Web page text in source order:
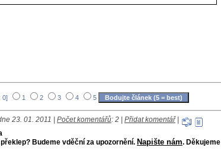
0] 1 2 3 4 5
23. 01. 2011 | Počet komentářů: 2 | Přidat komentář|
Budeme vděční za upozornění. Napište nám. Děkujeme